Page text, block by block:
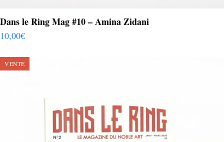
Dans le Ring Mag #10 – Amina Zidani
10,00€
VENTE